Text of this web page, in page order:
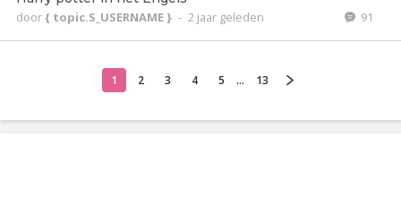
door{ topic.S_USERNAME } - 2 jaar geleden 91
1 2 3 4 5 ... 13